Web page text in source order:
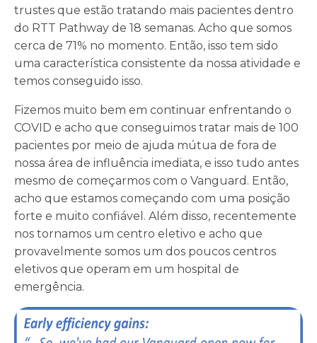
trustes que estão tratando mais pacientes dentro
do RTT Pathway de 18 semanas. Acho que somos
cerca de 71% no momento. Então, isso tem sido
uma característica consistente da nossa atividade e
temos conseguido isso.
Fizemos muito bem em continuar enfrentando o
COVID e acho que conseguimos tratar mais de 100
pacientes por meio de ajuda mútua de fora de
nossa área de influência imediata, e isso tudo antes
mesmo de começarmos com o Vanguard. Então,
acho que estamos começando com uma posição
forte e muito confiável. Além disso, recentemente
nos tornamos um centro eletivo e acho que
provavelmente somos um dos poucos centros
eletivos que operam em um hospital de
emergência.